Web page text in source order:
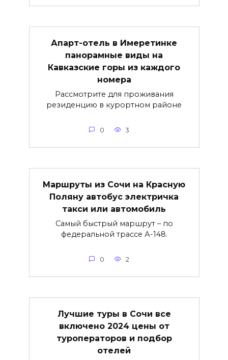
Апарт-отель в Имеретинке
панорамные виды на
Кавказские горы из каждого
номера
Рассмотрите для проживания
резиденцию в курортном районе
0 3
Маршруты из Сочи на Красную
Поляну автобус электричка
такси или автомобиль
Самый быстрый маршрут – по
федеральной трассе А-148.
0 2
Лучшие туры в Сочи все
включено 2024 цены от
туроператоров и подбор
отелей